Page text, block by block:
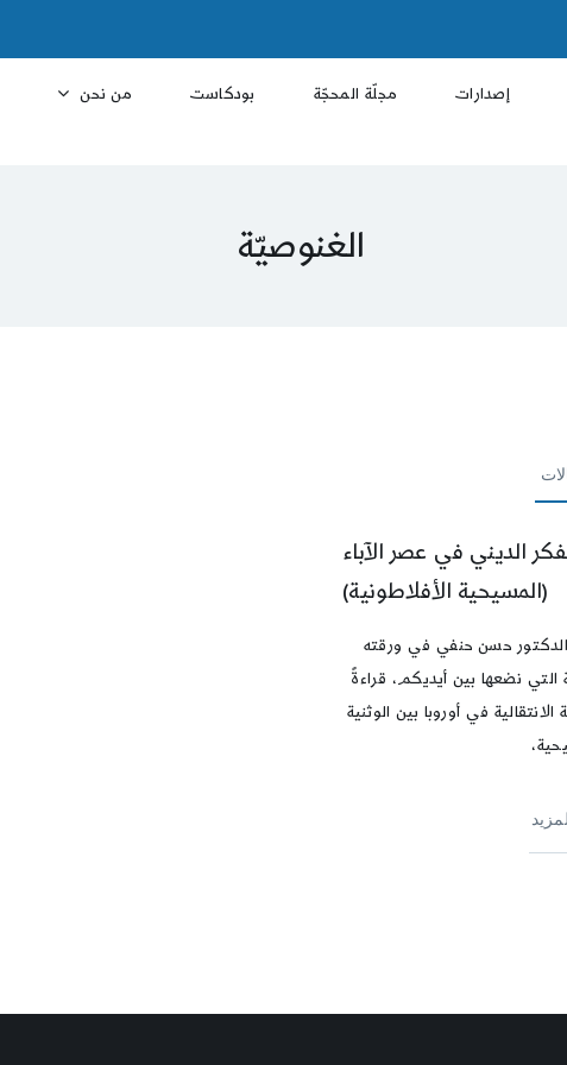
إصدارات مجلّة المحجّة بودكاست من نحن
الغنوصيّة
الديني في عصر الآباء
(المسيحية الأفلاطونية)
حسن حنفي في ورقته
التي نضعها بين أيديكم، قراءةً
الانتقالية في أوروبا بين الوثنية